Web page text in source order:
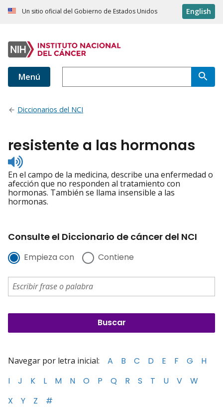
Un sitio oficial del Gobierno de Estados Unidos English
Menú
Diccionarios del NCI
resistente a las hormonas
Listen
to
pronunciation
En el campo de la medicina, describe una enfermedad o
afección que no responden al tratamiento con
hormonas. También se llama insensible a las
hormonas.
Consulte el Diccionario de cáncer del NCI
Empieza con Contiene
Navegar por letra inicial: A B C D E F G
H
I
J K L M N O P Q R S T U V
W
X
Y Z #